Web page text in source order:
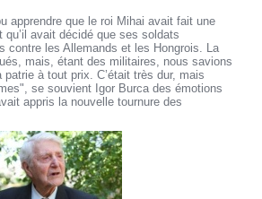
apprendre que le roi Mihai avait fait une
avait décidé que ses soldats
contre les Allemands et les Hongrois. La
mais, étant des militaires, nous savions
patrie à tout prix. C’était très dur, mais
se souvient Igor Burca des émotions
appris la nouvelle tournure des